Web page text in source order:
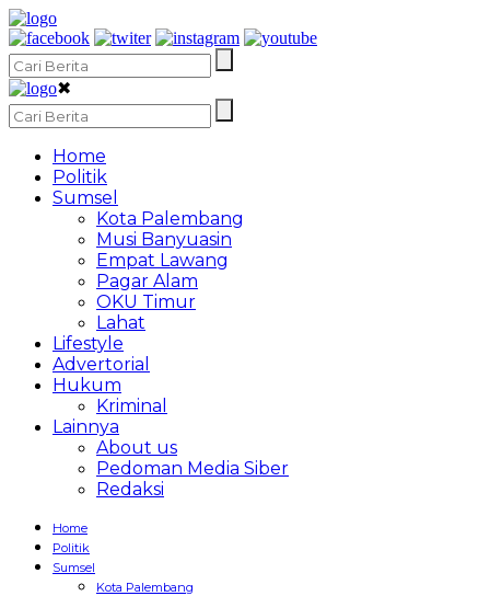
✖
Home
Politik
Sumsel
Kota Palembang
Musi Banyuasin
Empat Lawang
Pagar Alam
OKU Timur
Lahat
Lifestyle
Advertorial
Hukum
Kriminal
Lainnya
About us
Pedoman Media Siber
Redaksi
Home
Politik
Sumsel
Kota Palembang